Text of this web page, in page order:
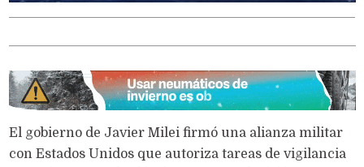
El gobierno de Javier Milei firmó una alianza militar
con Estados Unidos que autoriza tareas de vigilancia